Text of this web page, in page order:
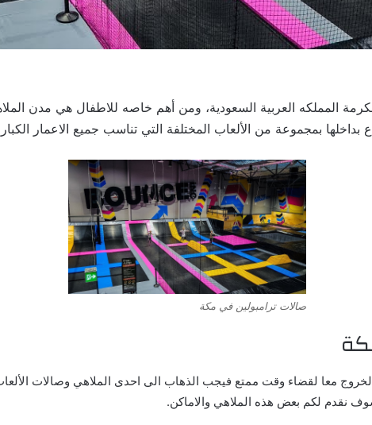
المملكه العربية السعودية، ومن أهم خاصه للاطفال هي مدن
بمجموعة من الألعاب المختلفة التي تناسب جميع الاعمار
صالات ترامبولين في مكة
الخروج معا لقضاء وقت ممتع فيجب الذهاب الى احدى الملاهي وصالات
نقدم لكم بعض هذه الملاهي والاماكن.